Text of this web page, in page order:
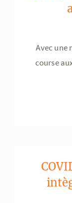
Avec
course